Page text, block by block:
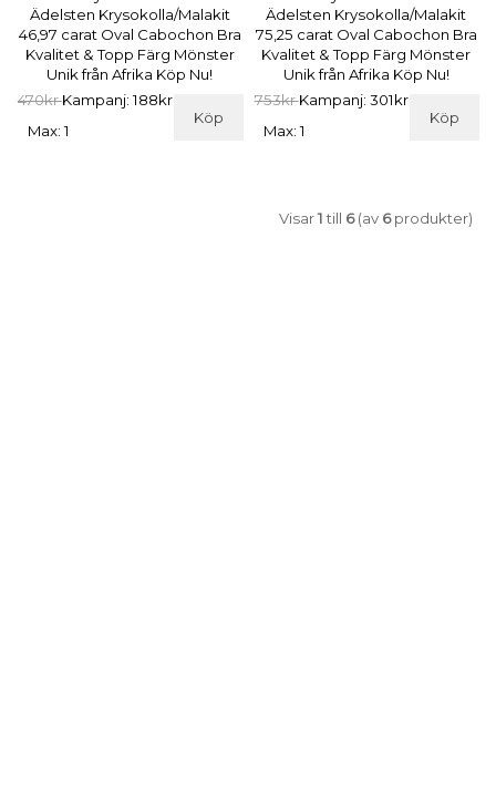
Ädelsten Krysokolla/Malakit
46,97 carat Oval Cabochon Bra
Kvalitet & Topp Färg Mönster
Unik från Afrika Köp Nu!
470krKampanj: 188kr
Köp
Max: 1
Ädelsten Krysokolla/Malakit
75,25 carat Oval Cabochon Bra
Kvalitet & Topp Färg Mönster
Unik från Afrika Köp Nu!
753krKampanj: 301kr
Köp
Max: 1
Visar1till 6(av 6produkter)